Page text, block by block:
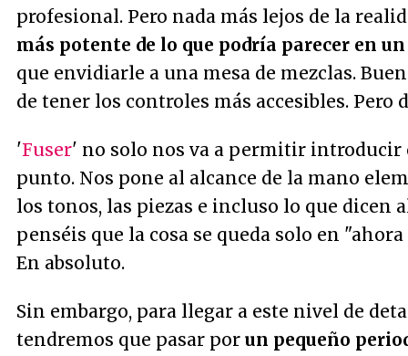
profesional. Pero nada más lejos de la
más potente de lo que podría parecer en
que envidiarle a una mesa de mezclas.
de tener los controles más accesibles. Pero
'Fuser' no solo nos va a permitir
punto. Nos pone al alcance de la mano
los tonos, las piezas e incluso lo que dicen
penséis que la cosa se queda solo en
En absoluto.
Sin embargo, para llegar a este nivel de
tendremos que pasar por un pequeño